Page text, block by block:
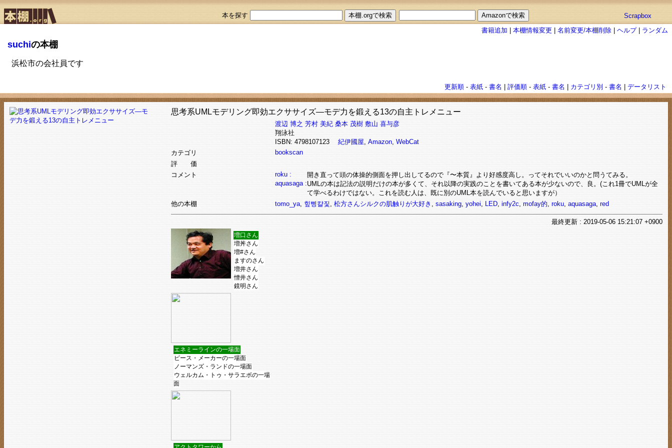
本を探す
Scrapbox
書籍追加 |本棚情報変更 |名前変更/本棚削除 |ヘルプ| ランダム
suchiの本棚
浜松市の会社員です
更新順 -表紙 -書名 |評価順 -表紙 -書名 カテゴリ別 -書名 |データリスト
思考系UMLモデリング即効エクササイズ―モデ力を鍛える13の自主トレメニュー
渡辺 博之 芳村 美紀 桑本 茂樹 敷山 喜与彦
翔泳社
ISBN: 4798107123 紀伊國屋, Amazon, WebCat
カテゴリ
bookscan
評 価
コメント
roku :
開き直って頭の体操的側面を押し出してるので『〜本質』より好感度高し。ってそれでいいのかと問うてみる。
aquasaga :UMLの本は記法の説明だけの本が多くて、それ以降の実践のことを書いてある本が少ないので、良。(これ1冊でUMLが全
て学べるわけではない。これを読む人は、既に別のUML本を読んでいると思いますが）
他の本棚
tomo_ya, 힢삥캴짗, 松方さんシルクの肌触りが大好き , sasaking, yohei, LED, infy2c, mofay的, roku, aquasaga, red
最終更新: 2019-05-06 15:21:07 +0900
増口さん
増丼さん
増#さん
ますのさん
増井さん
憎井さん
鏡明さん
エネミーラインの一場面
ピース・メーカーの一場面
ノーマンズ・ランドの一場面
ウェルカム・トゥ・サラエボの一場
面